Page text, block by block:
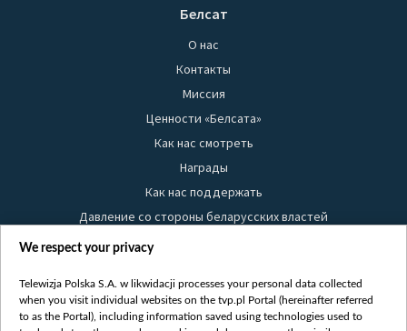
Белсат
О нас
Контакты
Миссия
Ценности «Белсата»
Как нас смотреть
Награды
Как нас поддержать
Давление со стороны беларусских властей
Правила использования материалов
Безопасность
Youtube
We respect your privacy
Telewizja Polska S.A. w likwidacji processes your personal data collected
when you visit individual websites on the tvp.pl Portal (hereinafter referred
to as the Portal), including information saved using technologies used to